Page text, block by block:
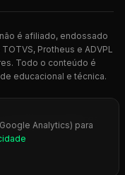
é afiliado, endossado
Protheus e ADVPL
Todo o conteúdo é
educacional e técnica.
desenvolvedores
Analytics) para